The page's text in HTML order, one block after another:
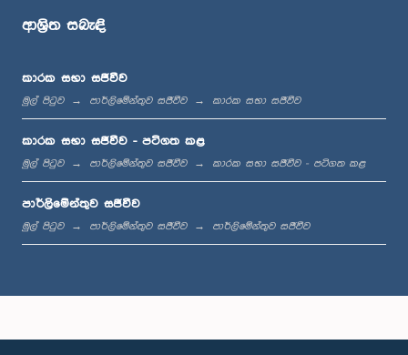
ප.ව. 1:23 - ප.ව. 1:33
ප.ව. 1:33 - ප.ව. 1:39
ආශ්‍රිත සබැඳි
කාරක සභා සජීවීව
මුල් පිටුව පාර්ලිමේන්තුව සජීවීව කාරක සභා සජීවීව
කාරක සභා සජීවීව - පටිගත කළ
මුල් පිටුව පාර්ලිමේන්තුව සජීවීව කාරක සභා සජීවීව - පටිගත කළ
පාර්ලිමේන්තුව සජීවීව
මුල් පිටුව පාර්ලිමේන්තුව සජීවීව පාර්ලිමේන්තුව සජීවීව